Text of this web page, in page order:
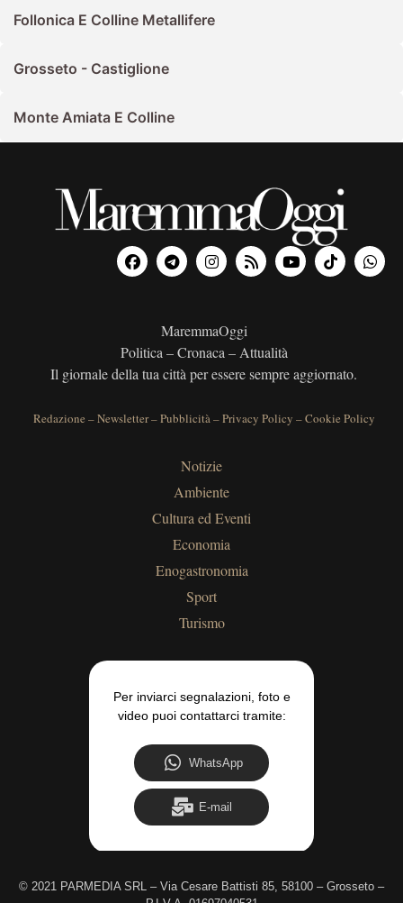
Follonica E Colline Metallifere
Grosseto - Castiglione
Monte Amiata E Colline
MaremmaOggi
Politica – Cronaca – Attualità
Il giornale della tua città per essere sempre aggiornato.
Redazione –Newsletter–Pubblicità–Privacy Policy –Cookie Policy
Notizie
Ambiente
Cultura ed Eventi
Economia
Enogastronomia
Sport
Turismo
Per inviarci segnalazioni, foto e
video puoi contattarci tramite:
WhatsApp
E-mail
© 2021 PARMEDIA SRL – Via Cesare Battisti 85, 58100 – Grosseto –